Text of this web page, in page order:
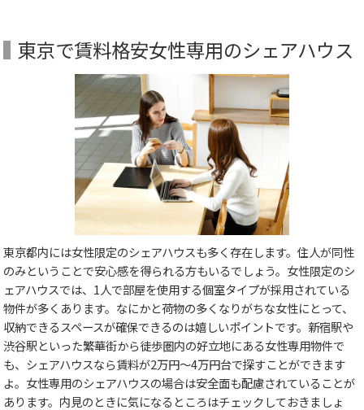
東京で賃料格安女性専用のシェアハウス
東京都内には女性限定のシェアハウスも多く存在します。住人が同性
のみということで安心感を得られる方もいるでしょう。女性限定のシ
ェアハウスでは、1人で部屋を使用する個室タイプが採用されている
物件が多くあります。なにかと荷物の多くなりがちな女性にとって、
収納できるスペースが確保できるのは嬉しいポイントです。新宿駅や
渋谷駅といった繁華街から徒歩圏内の好立地にある女性専用物件で
も、シェアハウスなら賃料が2万円～4万円台で探すことができます
よ。女性専用のシェアハウスの場合は安全面も配慮されていることが
あります。内見のときに気になるところはチェックしておきましょ